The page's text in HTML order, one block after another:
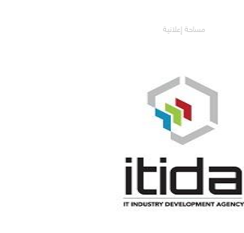
مساحة إعلانية